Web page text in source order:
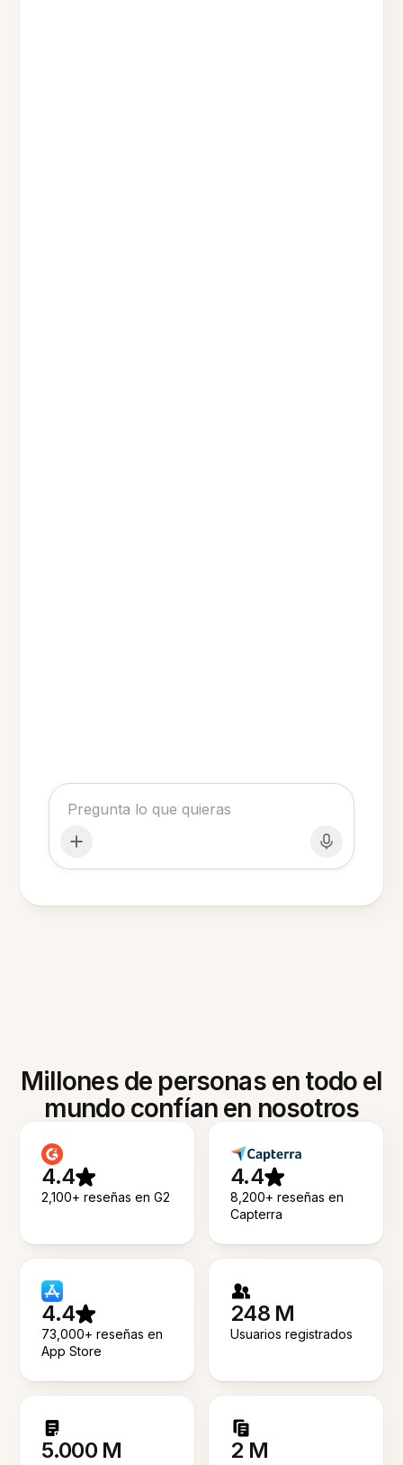
Millones de personas en todo el
mundo confían en nosotros
4.4
2,100+ reseñas en G2
4.4
8,200+ reseñas en
Capterra
4.4
73,000+ reseñas en
App Store
248 M
Usuarios registrados
5.000 M 2 M